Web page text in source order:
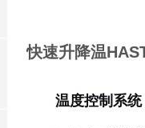
快速升降温
温度控制系统